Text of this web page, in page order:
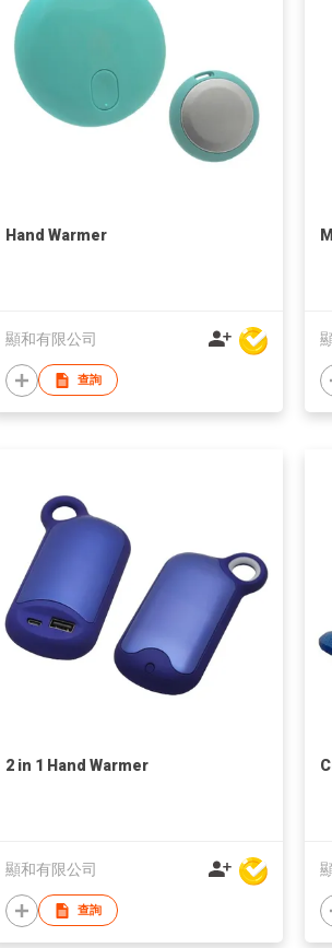
Hand Warmer
顯和有限公司
查詢
2 in 1 Hand Warmer
顯和有限公司
查詢